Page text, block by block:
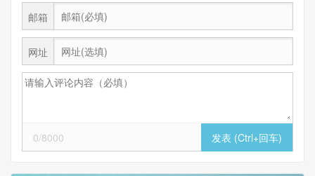
邮箱
网址
0/8000